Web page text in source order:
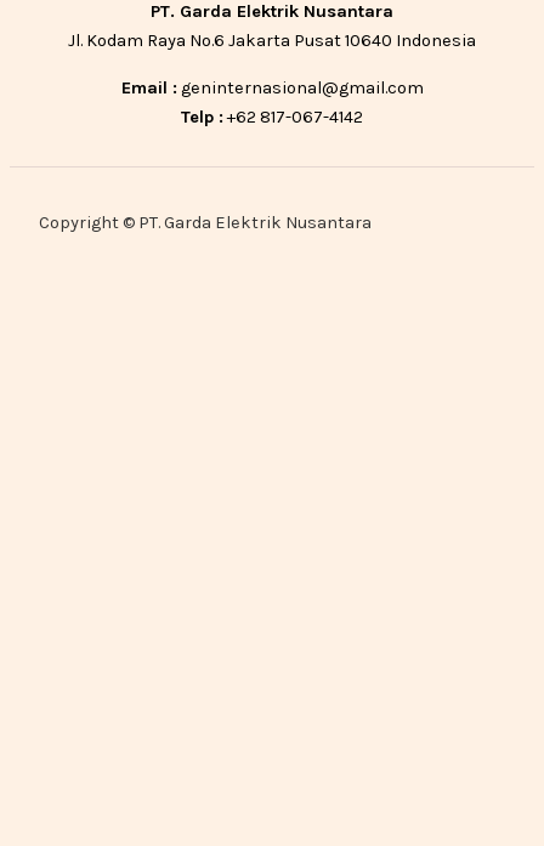
PT. Garda Elektrik Nusantara
Jl. Kodam Raya No.6 Jakarta Pusat 10640 Indonesia
Email : geninternasional@gmail.com
Telp :+62 817-067-4142
Copyright © PT. Garda Elektrik Nusantara